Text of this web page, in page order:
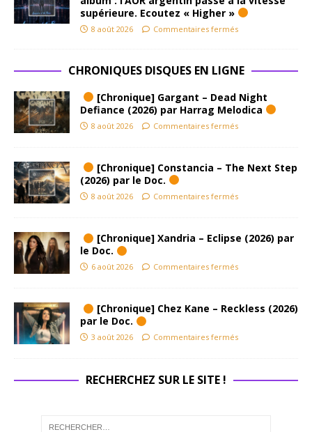
supérieure. Ecoutez « Higher »
8 août 2026 Commentaires fermés
CHRONIQUES DISQUES EN LIGNE
[Chronique] Gargant – Dead Night
Defiance (2026) par Harrag Melodica
8 août 2026 Commentaires fermés
[Chronique] Constancia – The Next Step
(2026) par le Doc.
8 août 2026 Commentaires fermés
[Chronique] Xandria – Eclipse (2026) par
le Doc.
6 août 2026 Commentaires fermés
[Chronique] Chez Kane – Reckless (2026)
par le Doc.
3 août 2026 Commentaires fermés
RECHERCHEZ SUR LE SITE !